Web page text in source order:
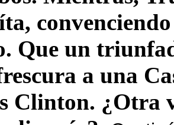
Que un
a una
Clinton. ¿Otra